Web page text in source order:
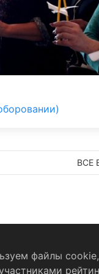
ВСЕ
файлы